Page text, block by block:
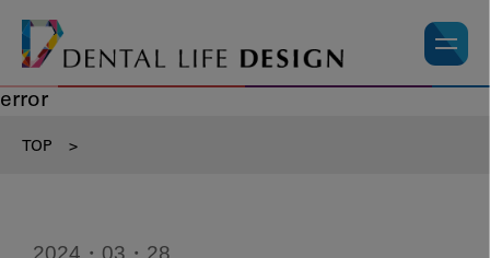
error
TOP >
2024・03・28